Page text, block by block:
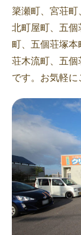
簗瀬町、宮荘
北町屋町、五
町、五個荘塚本
荘木流町、五個
です。お気軽に